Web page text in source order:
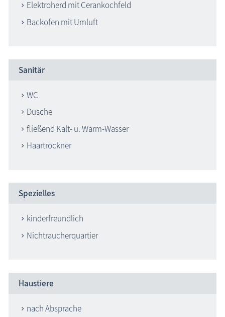
Elektroherd mit Cerankochfeld
Backofen mit Umluft
Sanitär
WC
Dusche
fließend Kalt- u. Warm-Wasser
Haartrockner
Spezielles
kinderfreundlich
Nichtraucherquartier
Haustiere
nach Absprache